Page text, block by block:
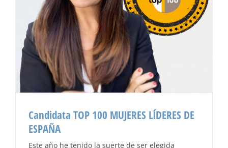
Candidata TOP 100 MUJERES LÍDERES DE
ESPAÑA
Este año he tenido la suerte de ser elegida